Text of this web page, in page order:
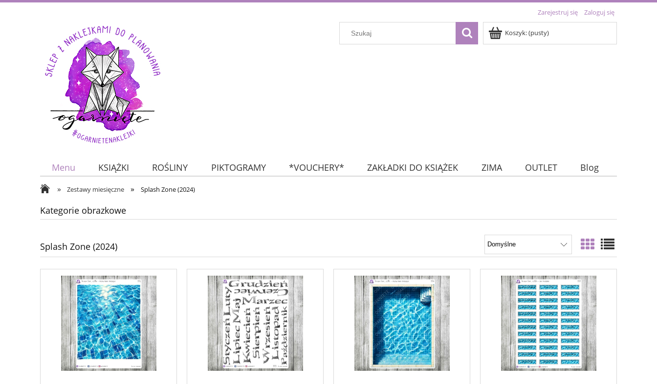
Zarejestruj się Zaloguj się
Koszyk:(pusty)
Menu KSIĄŻKI ROŚLINY PIKTOGRAMY *VOUCHERY* ZAKŁADKI DO KSIĄŻEK ZIMA OUTLET
Blog
JESIEŃ
ZWIERZĘTA O nas
KALENDARZE
» Zestawy miesięczne » Splash Zone (2024)
Kategorie obrazkowe
Splash Zone (2024)